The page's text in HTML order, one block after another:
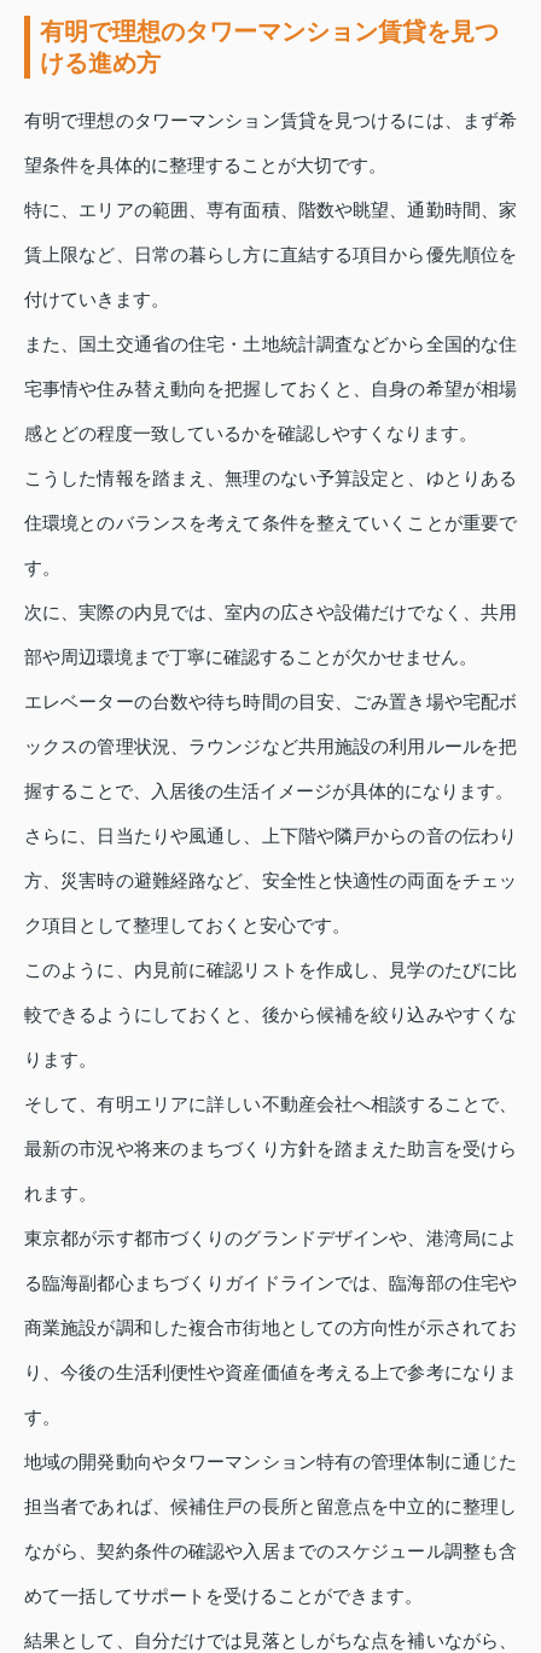
有明で理想のタワーマンション賃貸を見つ
ける進め方
有明で理想のタワーマンション賃貸を見つけるには、まず希
望条件を具体的に整理することが大切です。
特に、エリアの範囲、専有面積、階数や眺望、通勤時間、家
賃上限など、日常の暮らし方に直結する項目から優先順位を
付けていきます。
また、国土交通省の住宅・土地統計調査などから全国的な住
宅事情や住み替え動向を把握しておくと、自身の希望が相場
感とどの程度一致しているかを確認しやすくなります。
こうした情報を踏まえ、無理のない予算設定と、ゆとりある
住環境とのバランスを考えて条件を整えていくことが重要で
す。
次に、実際の内見では、室内の広さや設備だけでなく、共用
部や周辺環境まで丁寧に確認することが欠かせません。
エレベーターの台数や待ち時間の目安、ごみ置き場や宅配ボ
ックスの管理状況、ラウンジなど共用施設の利用ルールを把
握することで、入居後の生活イメージが具体的になります。
さらに、日当たりや風通し、上下階や隣戸からの音の伝わり
方、災害時の避難経路など、安全性と快適性の両面をチェッ
ク項目として整理しておくと安心です。
このように、内見前に確認リストを作成し、見学のたびに比
較できるようにしておくと、後から候補を絞り込みやすくな
ります。
そして、有明エリアに詳しい不動産会社へ相談することで、
最新の市況や将来のまちづくり方針を踏まえた助言を受けら
れます。
東京都が示す都市づくりのグランドデザインや、港湾局によ
る臨海副都心まちづくりガイドラインでは、臨海部の住宅や
商業施設が調和した複合市街地としての方向性が示されてお
り、今後の生活利便性や資産価値を考える上で参考になりま
す。
地域の開発動向やタワーマンション特有の管理体制に通じた
担当者であれば、候補住戸の長所と留意点を中立的に整理し
ながら、契約条件の確認や入居までのスケジュール調整も含
めて一括してサポートを受けることができます。
結果として、自分だけでは見落としがちな点を補いながら、